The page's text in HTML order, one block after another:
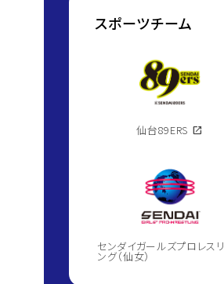
スポーツチーム
仙台89ERS open_in_new
センダイガールズプロレスリ
ング（仙女）